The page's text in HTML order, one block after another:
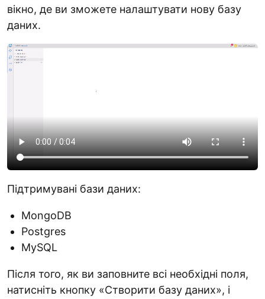
вікно, де ви зможете налаштувати нову базу
даних.
Підтримувані бази даних:
MongoDB
Postgres
MySQL
Після того, як ви заповните всі необхідні поля,
натисніть кнопку «Створити базу даних», і